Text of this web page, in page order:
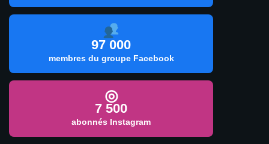
97 000
membres du groupe Facebook
◎
7 500
abonnés Instagram